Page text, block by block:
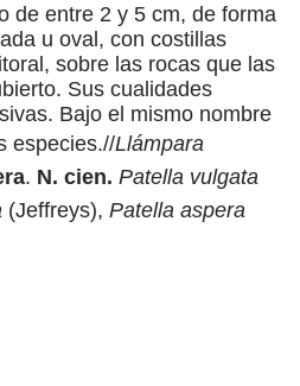
de entre 2 y 5 cm, de forma
u oval, con costillas
sobre las rocas que las
Sus cualidades
Bajo el mismo nombre
especies.//Llámpara
. N. cien. Patella vulgata
(Jeffreys), Patella aspera